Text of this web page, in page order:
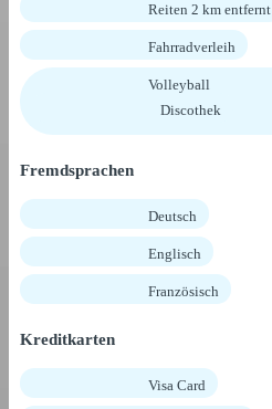
Reiten 2 km entfernt
Fahrradverleih
Volleyball
Discothek
Fremdsprachen
Deutsch
Englisch
Französisch
Kreditkarten
Visa Card